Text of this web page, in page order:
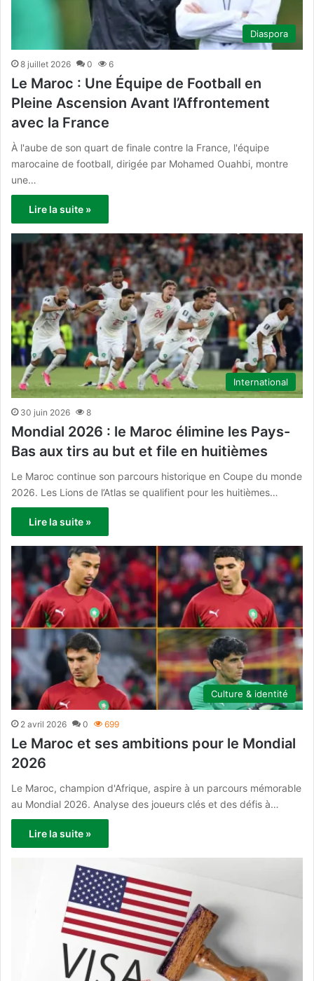
Diaspora
8 juillet 2026 0 6
Le Maroc : Une Équipe de Football en
Pleine Ascension Avant l’Affrontement
avec la France
À l'aube de son quart de finale contre la France, l'équipe
marocaine de football, dirigée par Mohamed Ouahbi, montre
une…
Lire la suite »
International
30 juin 2026 8
Mondial 2026 : le Maroc élimine les Pays-
Bas aux tirs au but et file en huitièmes
Le Maroc continue son parcours historique en Coupe du monde
2026. Les Lions de l’Atlas se qualifient pour les huitièmes…
Lire la suite »
Culture & identité
2 avril 2026 0 699
Le Maroc et ses ambitions pour le Mondial
2026
Le Maroc, champion d'Afrique, aspire à un parcours mémorable
au Mondial 2026. Analyse des joueurs clés et des défis à…
Lire la suite »